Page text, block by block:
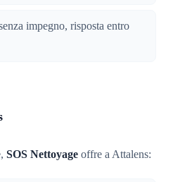
impegno, risposta entro
SOS Nettoyage offre a Attalens: